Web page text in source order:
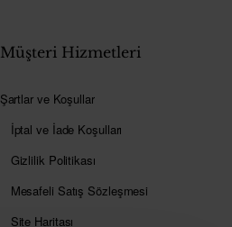
Müşteri Hizmetleri
Şartlar ve Koşullar
İptal ve İade Koşulları
Gizlilik Politikası
Mesafeli Satış Sözleşmesi
Site Haritası